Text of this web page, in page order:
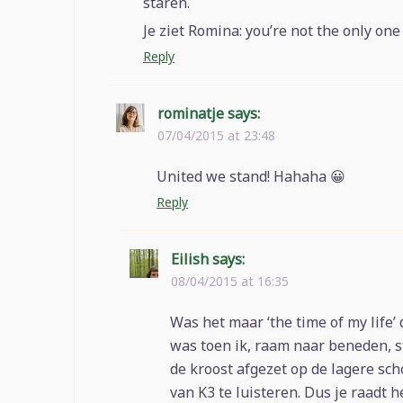
Je ziet Romina: you’re not the only
Reply
rominatjesays:
07/04/2015 at 23:48
United we stand! Hahaha 😀
Reply
Eilishsays:
08/04/2015 at 16:35
Was het maar ‘the time of my
was toen ik, raam naar beneden,
de kroost afgezet op de lagere
van K3 te luisteren. Dus je raadt